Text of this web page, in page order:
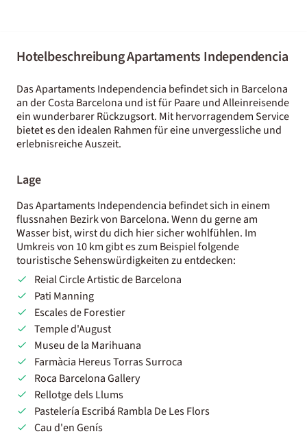
Hotelbeschreibung Apartaments Independencia
Das Apartaments Independencia befindet sich in Barcelona
an der Costa Barcelona und ist für Paare und Alleinreisende
ein wunderbarer Rückzugsort. Mit hervorragendem Service
bietet es den idealen Rahmen für eine unvergessliche und
erlebnisreiche Auszeit.
Lage
Das Apartaments Independencia befindet sich in einem
flussnahen Bezirk von Barcelona. Wenn du gerne am
Wasser bist, wirst du dich hier sicher wohlfühlen. Im
Umkreis von 10 km gibt es zum Beispiel folgende
touristische Sehenswürdigkeiten zu entdecken:
Reial Circle Artistic de Barcelona
Pati Manning
Escales de Forestier
Temple d'August
Museu de la Marihuana
Farmàcia Hereus Torras Surroca
Roca Barcelona Gallery
Rellotge dels Llums
Pastelería Escribá Rambla De Les Flors
Cau d'en Genís